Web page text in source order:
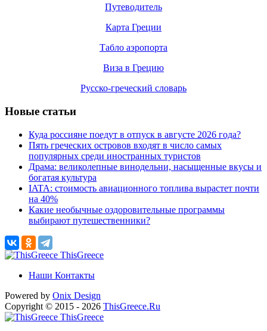
Путеводитель
Карта Греции
Табло аэропорта
Виза в Грецию
Русско-греческий словарь
Новые статьи
Куда россияне поедут в отпуск в августе 2026 года?
Пять греческих островов входят в число самых
популярных среди иностранных туристов
Драма: великолепные винодельни, насыщенные вкусы и
богатая культура
IATA: стоимость авиационного топлива вырастет почти
на 40%
Какие необычные оздоровительные программы
выбирают путешественники?
ThisGreece
Наши Контакты
Powered by Onix Design
Copyright © 2015 - 2026 ThisGreece.Ru
ThisGreece